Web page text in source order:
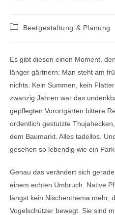
Beitrags-
Beetgestaltung & Planung
Es gibt diesen einen Moment,
länger gärtnern: Man steht am
nichts. Kein Summen, kein
zwanzig Jahren war das
gepflegten Vorortgärten bittere
ordentlich gestutzte
dem Baumarkt. Alles tadellos.
gesehen so lebendig wie ein
Genau das verändert sich
einem echten Umbruch. Native
längst kein Nischenthema mehr,
Vogelschützer bewegt. Sie sind